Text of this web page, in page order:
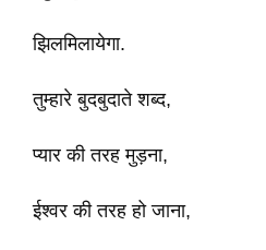
झिलमिलायेगा.
तुम्हारे बुदबुदाते शब्द,
प्यार की तरह मुड़ना,
ईश्वर की तरह हो जाना,